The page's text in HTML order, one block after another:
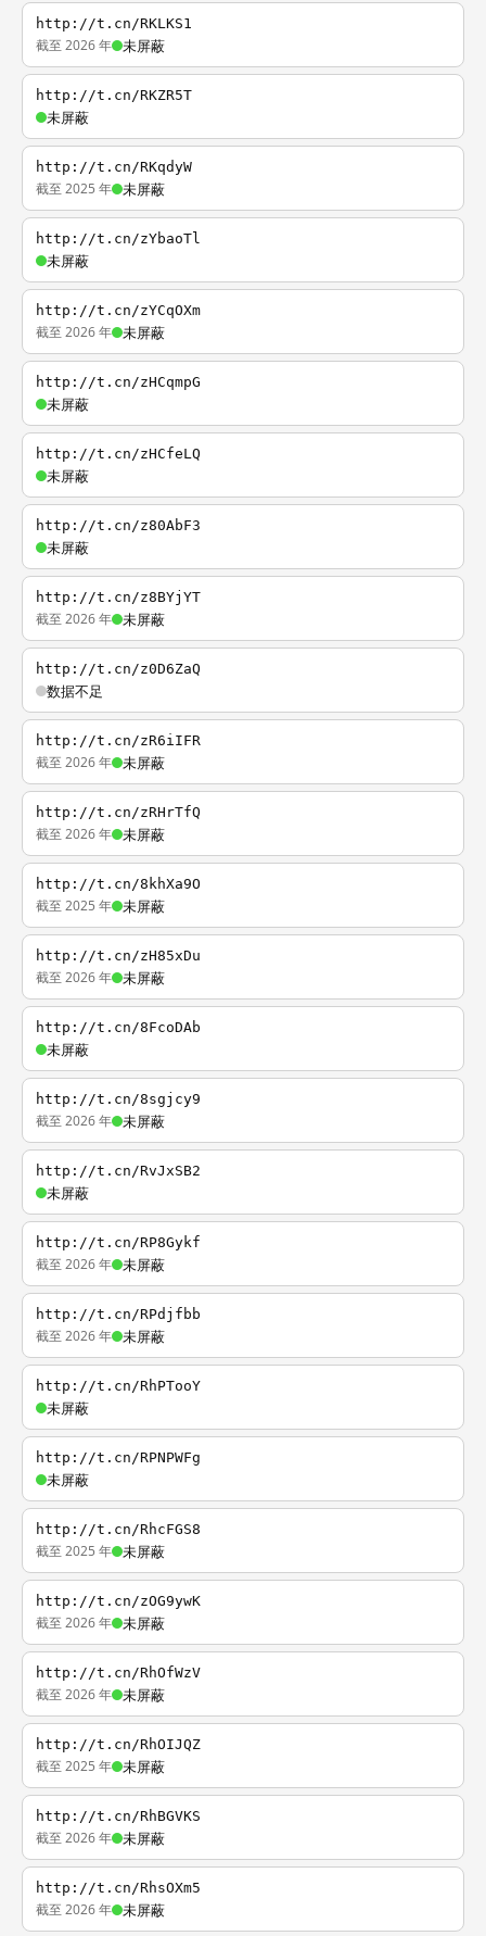
http://t.cn/RKLKS1
截至 2026 年 未屏蔽
http://t.cn/RKZR5T
未屏蔽
http://t.cn/RKqdyW
截至 2025 年 未屏蔽
http://t.cn/zYbaoTl
未屏蔽
http://t.cn/zYCqOXm
截至 2026 年 未屏蔽
http://t.cn/zHCqmpG
未屏蔽
http://t.cn/zHCfeLQ
未屏蔽
http://t.cn/z80AbF3
未屏蔽
http://t.cn/z8BYjYT
截至 2026 年 未屏蔽
http://t.cn/z0D6ZaQ
数据不足
http://t.cn/zR6iIFR
截至 2026 年 未屏蔽
http://t.cn/zRHrTfQ
截至 2026 年 未屏蔽
http://t.cn/8khXa9O
截至 2025 年 未屏蔽
http://t.cn/zH85xDu
截至 2026 年 未屏蔽
http://t.cn/8FcoDAb
未屏蔽
http://t.cn/8sgjcy9
截至 2026 年 未屏蔽
http://t.cn/RvJxSB2
未屏蔽
http://t.cn/RP8Gykf
截至 2026 年 未屏蔽
http://t.cn/RPdjfbb
截至 2026 年 未屏蔽
http://t.cn/RhPTooY
未屏蔽
http://t.cn/RPNPWFg
未屏蔽
http://t.cn/RhcFGS8
截至 2025 年 未屏蔽
http://t.cn/zOG9ywK
截至 2026 年 未屏蔽
http://t.cn/RhOfWzV
截至 2026 年 未屏蔽
http://t.cn/RhOIJQZ
截至 2025 年 未屏蔽
http://t.cn/RhBGVKS
截至 2026 年 未屏蔽
http://t.cn/RhsOXm5
截至 2026 年 未屏蔽